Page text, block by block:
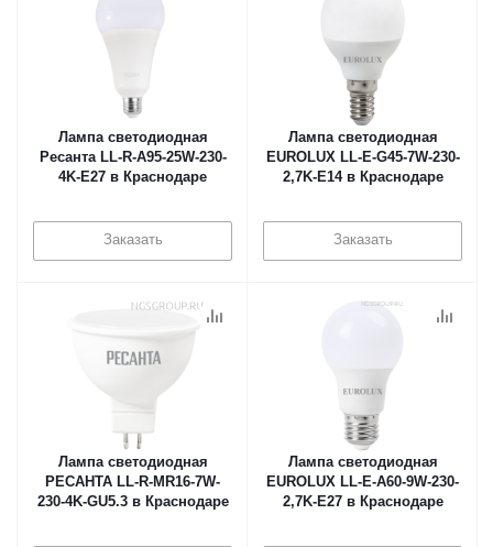
Лампа светодиодная
Ресанта LL-R-A95-25W-230-
4K-E27 в Краснодаре
Заказать
Лампа светодиодная
EUROLUX LL-E-G45-7W-230-
2,7K-E14 в Краснодаре
Заказать
Лампа светодиодная
РЕСАНТА LL-R-MR16-7W-
230-4K-GU5.3 в Краснодаре
Лампа светодиодная
EUROLUX LL-E-A60-9W-230-
2,7K-E27 в Краснодаре